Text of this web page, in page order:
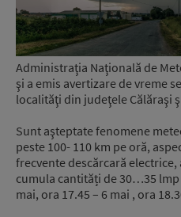
Administraţia Naţională de
şi a emis avertizare de vreme
localităţi din judeţele Călăraşi
Sunt aşteptate fenomene
peste 100- 110 km pe oră,
frecvente descărcară
cumula cantități de 30…35
mai, ora 17.45 – 6 mai , ora